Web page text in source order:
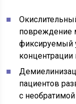
повреждение
фиксируемый
пациентов
с